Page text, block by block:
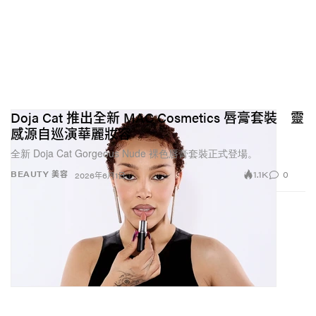
BEAUTY 美容
Doja Cat 推出全新 MAC Cosmetics 唇膏套裝 靈
感源自巡演華麗妝容
全新 Doja Cat Gorgeous Nude 裸色唇膏套裝正式登場。
2026年6月1日 1.1K 0